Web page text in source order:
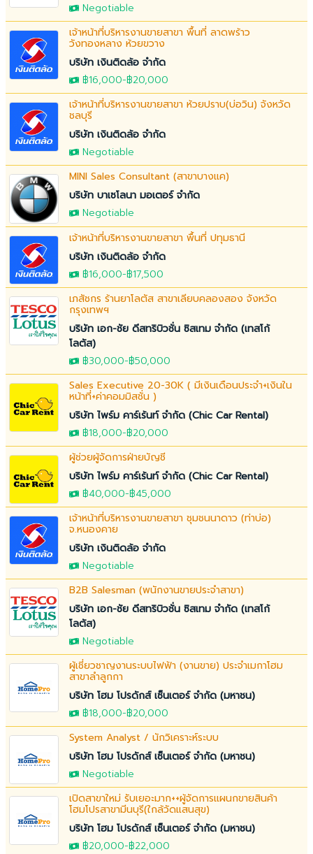
Negotiable
เจ้าหน้าที่บริหารงานขายสาขา พื้นที่ ลาดพร้าว
วังทองหลาง ห้วยขวาง
บริษัท เงินติดล้อ จำกัด
฿16,000-฿20,000
เจ้าหน้าที่บริหารงานขายสาขา ห้วยปราบ(บ่อวิน) จังหวัด
ชลบุรี
บริษัท เงินติดล้อ จำกัด
Negotiable
MINI Sales Consultant (สาขาบางแค)
บริษัท บาเซโลนา มอเตอร์ จำกัด
Negotiable
เจ้าหน้าที่บริหารงานขายสาขา พื้นที่ ปทุมธานี
บริษัท เงินติดล้อ จำกัด
฿16,000-฿17,500
เภสัชกร ร้านยาโลตัส สาขาเลียบคลองสอง จังหวัด
กรุงเทพฯ
บริษัท เอก-ชัย ดีสทริบิวชั่น ซิสเทม จำกัด (เทสโก้
โลตัส)
฿30,000-฿50,000
Sales Executive 20-30K ( มีเงินเดือนประจำ+เงินใน
หน้าที่+ค่าคอมมิสชั่น )
บริษัท ไพร์ม คาร์เร้นท์ จำกัด (Chic Car Rental)
฿18,000-฿20,000
ผู้ช่วยผู้จัดการฝ่ายบัญชี
บริษัท ไพร์ม คาร์เร้นท์ จำกัด (Chic Car Rental)
฿40,000-฿45,000
เจ้าหน้าที่บริหารงานขายสาขา ชุมชนนาดาว (ท่าบ่อ)
จ.หนองคาย
บริษัท เงินติดล้อ จำกัด
Negotiable
B2B Salesman (พนักงานขายประจำสาขา)
บริษัท เอก-ชัย ดีสทริบิวชั่น ซิสเทม จำกัด (เทสโก้
โลตัส)
Negotiable
ผู้เชี่ยวชาญงานระบบไฟฟ้า (งานขาย) ประจำเมกาโฮม
สาขาลำลูกกา
บริษัท โฮม โปรดักส์ เซ็นเตอร์ จำกัด (มหาชน)
฿18,000-฿20,000
System Analyst / นักวิเคราะห์ระบบ
บริษัท โฮม โปรดักส์ เซ็นเตอร์ จำกัด (มหาชน)
Negotiable
เปิดสาขาใหม่ รับเยอะมาก++ผู้จัดการแผนกขายสินค้า
โฮมโปรสาขามีนบุรี(ใกล้วัดแสนสุข)
บริษัท โฮม โปรดักส์ เซ็นเตอร์ จำกัด (มหาชน)
฿20,000-฿22,000